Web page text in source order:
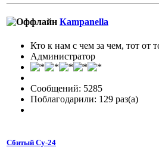
Кampanella
Кто к нам с чем за чем, тот от
Администратор
Сообщений: 5285
Поблагодарили: 129 раз(а)
Сбитый Су-24